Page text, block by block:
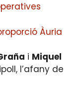
Àuria
i Miquel
l’afany de